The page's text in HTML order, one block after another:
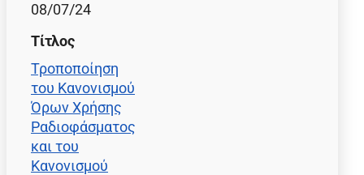
08/07/24
Τίτλος
Τροποποίηση
του Κανονισμού
Όρων Χρήσης
Ραδιοφάσματος
και του
Κανονισμού